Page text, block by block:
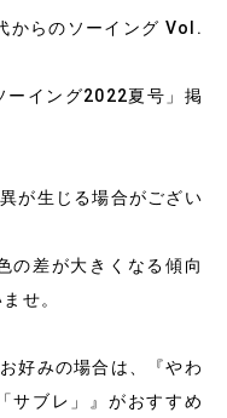
からのソーイング Vol.
イング2022夏号」掲
が生じる場合がござい
の差が大きくなる傾向
せ。
好みの場合は、『やわ
サブレ」』がおすすめ